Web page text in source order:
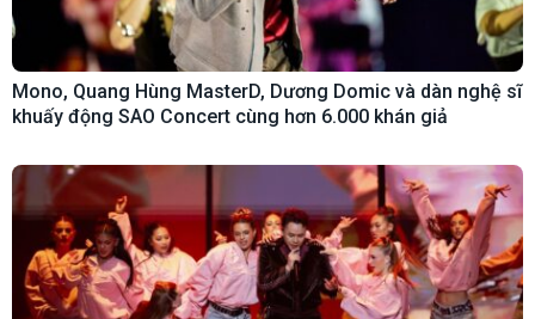
Mono, Quang Hùng MasterD, Dương Domic và dàn nghệ sĩ
khuấy động SAO Concert cùng hơn 6.000 khán giả